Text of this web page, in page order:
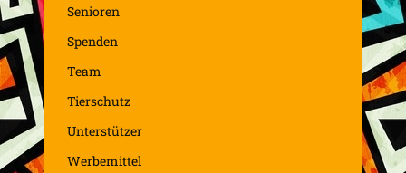
Senioren
Spenden
Team
Tierschutz
Unterstützer
Werbemittel